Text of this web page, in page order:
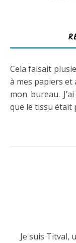
Cela faisait plusieurs années que je n’avais pas touché
à mes papiers et
mon bureau.
que le tissu était
Je suis Titval,